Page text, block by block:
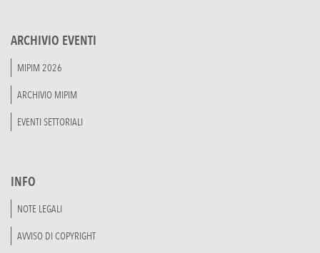
ARCHIVIO EVENTI
MIPIM 2026
ARCHIVIO MIPIM
EVENTI SETTORIALI
INFO
NOTE LEGALI
AVVISO DI COPYRIGHT